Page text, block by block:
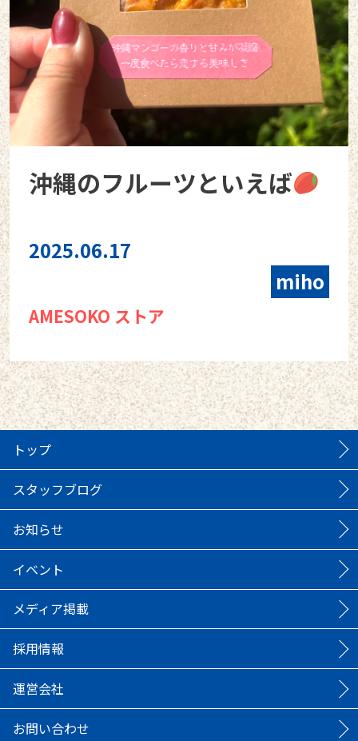
沖縄のフルーツといえば
2025.06.17
miho
AMESOKO ストア
トップ
スタッフブログ
お知らせ
イベント
メディア掲載
採用情報
運営会社
お問い合わせ